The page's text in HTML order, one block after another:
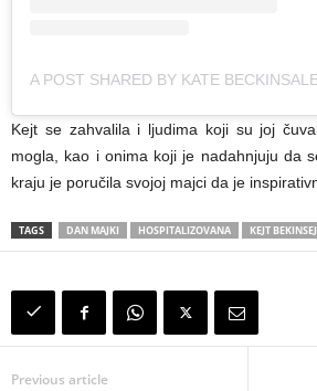
Kejt se zahvalila i ljudima koji su joj
mogla, kao i onima koji je nadahnjuju da
kraju je poručila svojoj majci da je
TAGS DAN MAJKI HOSPITALIZOVANA KEJT
Previous article